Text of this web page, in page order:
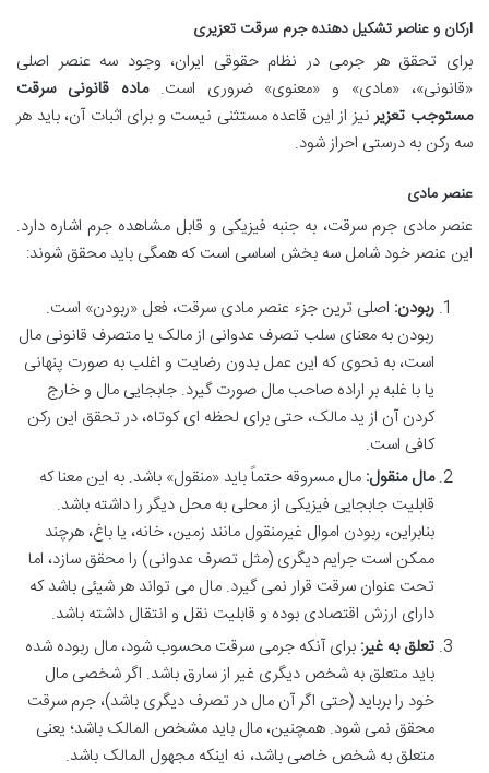
ارکان و عناصر تشکیل دهنده جرم سرقت تعزیری
برای تحقق هر جرمی در نظام حقوقی ایران، وجود سه عنصر اصلی
«قانونی»، «مادی» و «معنوی» ضروری است.ماده قانونی سرقت
مستوجب تعزیرنیز از این قاعده مستثنی نیست و برای اثبات آن، باید هر
سه رکن به درستی احراز شود.
عنصر مادی
عنصر مادی جرم سرقت، به جنبه فیزیکی و قابل مشاهده جرم اشاره دارد.
این عنصر خود شامل سه بخش اساسی است که همگی باید محقق شوند:
ربودن: اصلی ترین جزء عنصر مادی سرقت، فعل «ربودن» است.
ربودن به معنای سلب تصرف عدوانی از مالک یا متصرف قانونی مال
است، به نحوی که این عمل بدون رضایت و اغلب به صورت پنهانی
یا با غلبه بر اراده صاحب مال صورت گیرد. جابجایی مال و خارج
کردن آن از ید مالک، حتی برای لحظه ای کوتاه، در تحقق این رکن
کافی است.
مال منقول: مال مسروقه حتماً باید «منقول» باشد. به این معنا که
قابلیت جابجایی فیزیکی از محلی به محل دیگر را داشته باشد.
بنابراین، ربودن اموال غیرمنقول مانند زمین، خانه، یا باغ، هرچند
ممکن است جرایم دیگری (مثل تصرف عدوانی) را محقق سازد، اما
تحت عنوان سرقت قرار نمی گیرد. مال می تواند هر شیئی باشد که
دارای ارزش اقتصادی بوده و قابلیت نقل و انتقال داشته باشد.
تعلق به غیر: برای آنکه جرمی سرقت محسوب شود، مال ربوده شده
باید متعلق به شخص دیگری غیر از سارق باشد. اگر شخصی مال
خود را برباید (حتی اگر آن مال در تصرف دیگری باشد)، جرم سرقت
محقق نمی شود. همچنین، مال باید مشخص المالک باشد؛ یعنی
متعلق به شخص خاصی باشد، نه اینکه مجهول المالک باشد.